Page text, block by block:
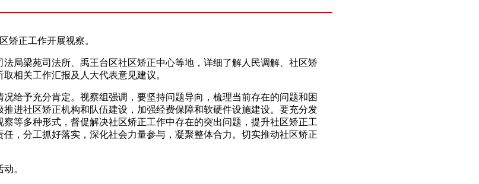
正工作开展视察。
梁苑司法所、禹王台区社区矫正中心等地，详细了解人民调解、社区矫
相关工作汇报及人大代表意见建议。
予充分肯定。视察组强调，要坚持问题导向，梳理当前存在的问题和困
进社区矫正机构和队伍建设，加强经费保障和软硬件设施建设。要充分发
等多种形式，督促解决社区矫正工作中存在的突出问题，提升社区矫正工
，分工抓好落实，深化社会力量参与，凝聚整体合力。切实推动社区矫正
。